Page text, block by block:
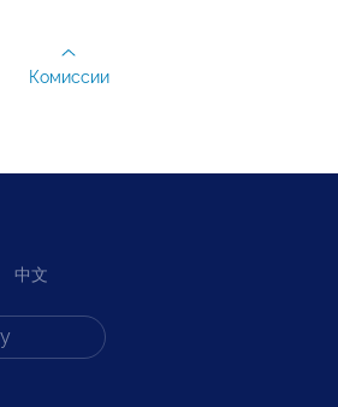
Комиссии
中文